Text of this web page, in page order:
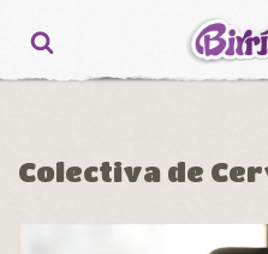
Colectiva de